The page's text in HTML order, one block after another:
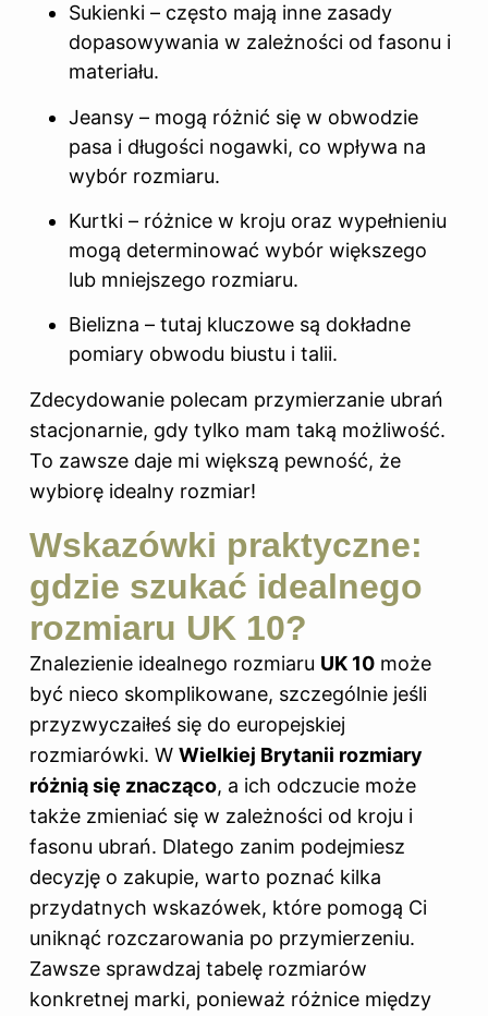
Sukienki – często mają inne zasady
dopasowywania w zależności od fasonu i
materiału.
Jeansy – mogą różnić się w obwodzie
pasa i długości nogawki, co wpływa na
wybór rozmiaru.
Kurtki – różnice w kroju oraz wypełnieniu
mogą determinować wybór większego
lub mniejszego rozmiaru.
Bielizna – tutaj kluczowe są dokładne
pomiary obwodu biustu i talii.
Zdecydowanie polecam przymierzanie ubrań
stacjonarnie, gdy tylko mam taką możliwość.
To zawsze daje mi większą pewność, że
wybiorę idealny rozmiar!
Wskazówki praktyczne:
gdzie szukać idealnego
rozmiaru UK 10?
Znalezienie idealnego rozmiaru UK 10 może
być nieco skomplikowane, szczególnie jeśli
przyzwyczaiłeś się do europejskiej
rozmiarówki. W Wielkiej Brytanii rozmiary
różnią się znacząco, a ich odczucie może
także zmieniać się w zależności od kroju i
fasonu ubrań. Dlatego zanim podejmiesz
decyzję o zakupie, warto poznać kilka
przydatnych wskazówek, które pomogą Ci
uniknąć rozczarowania po przymierzeniu.
Zawsze sprawdzaj tabelę rozmiarów
konkretnej marki, ponieważ różnice między